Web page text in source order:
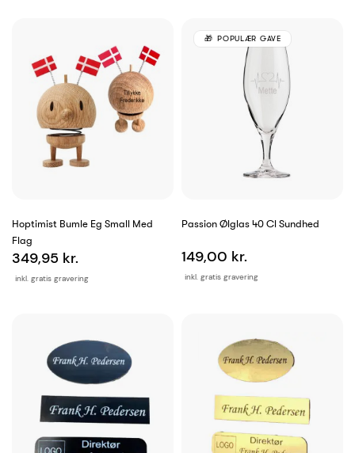
Hoptimist Bumle Eg Small Med
Flag
inkl. gratis gravering
349,95 kr.
Passion Ølglas 40 Cl Sundhed
inkl. gratis gravering
149,00 kr.
POPULÆR GAVE